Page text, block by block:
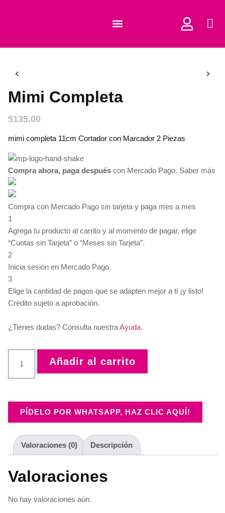
Mimi Completa
$135.00
mimi completa 11cm Cortador con Marcador 2 Piezas
Compra ahora, paga después con Mercado Pago. Saber más
Compra con Mercado Pago sin tarjeta y paga mes a mes
1
Agrega tu producto al carrito y al momento de pagar, elige
“Cuotas sin Tarjeta” o “Meses sin Tarjeta”.
2
Inicia sesión en Mercado Pago.
3
Elige la cantidad de pagos que se adapten mejor a ti ¡y listo!
Crédito sujeto a aprobación.
¿Tienes dudas? Consulta nuestraAyuda.
Añadir al carrito
PÍDELO POR WHATSAPP, HAZ CLIC AQUÍ!
Valoraciones (0) Descripción
Valoraciones
No hay valoraciones aún.